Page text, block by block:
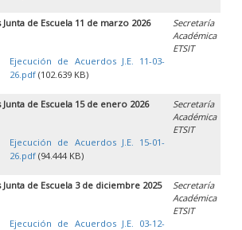
de Escuela 11 de marzo 2026
Ejecución de Acuerdos J.E. 11-03-
26.pdf (102.639 KB)
Secretaría
Académica
ETSIT
de Escuela 15 de enero 2026
Ejecución de Acuerdos J.E. 15-01-
26.pdf (94.444 KB)
Secretaría
Académica
ETSIT
de Escuela 3 de diciembre 2025
Ejecución de Acuerdos J.E. 03-12-
Secretaría
Académica
ETSIT